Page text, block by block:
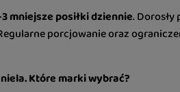
mniejsze posiłki dziennie.
porcjowanie oraz
Które marki wybrać?